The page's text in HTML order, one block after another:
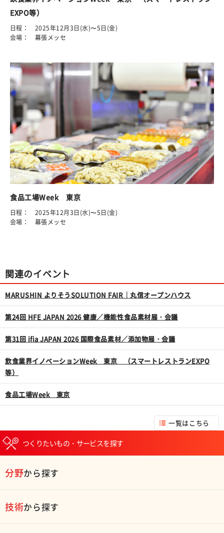
関連のイベント
MARUSHIN よりそうSOLUTION FAIR｜丸信オープンハウス
第24回 HFE JAPAN 2026 健康／機能性食品素材展・会議
第31回 ifia JAPAN 2026 国際食品素材／添加物展・会議
飲食業界イノベーションWeek 東京 （スマートレストランEXPO
等）
食品工場Week 東京
一覧はこちら
つくりたいもの・サービスを探す
分野から探す
技術から探す
EXPO等）
日程： 2025年12月3日(水)〜5日(金)
会場： 幕張メッセ
食品工場Week 東京
日程： 2025年12月3日(水)〜5日(金)
会場： 幕張メッセ